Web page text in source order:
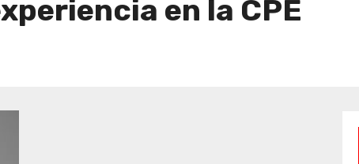
en la CPE